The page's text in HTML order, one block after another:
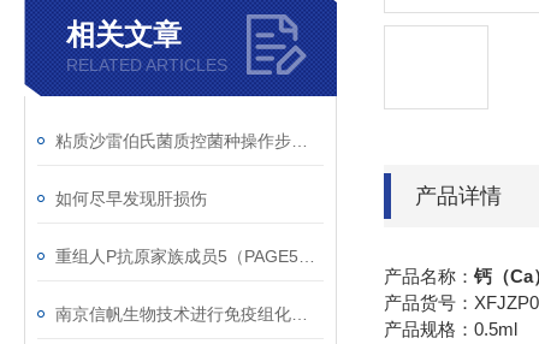
相关文章
RELATED ARTICLES
如何尽早发现肝损伤 产品详情
产品名称： 钙（Ca
产品货号：
产品规格：0.5ml